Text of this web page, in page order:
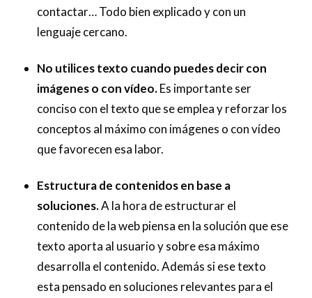
contactar… Todo bien explicado y con un
lenguaje cercano.
No utilices texto cuando puedes decir con
imágenes o con vídeo.Es importante ser
conciso con el texto que se emplea y reforzar los
conceptos al máximo con imágenes o con vídeo
que favorecen esa labor.
Estructura de contenidos en base a
soluciones.A la hora de estructurar el
contenido de la web piensa en la solución que ese
texto aporta al usuario y sobre esa máximo
desarrolla el contenido. Además si ese texto
esta pensado en soluciones relevantes para el